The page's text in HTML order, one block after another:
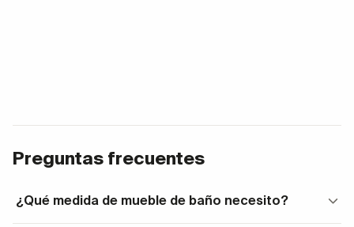
Preguntas frecuentes
¿Qué medida de mueble de baño necesito?